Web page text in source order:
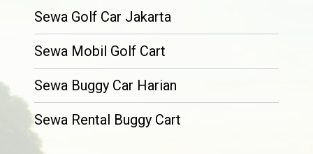
Sewa Golf Car Jakarta
Sewa Mobil Golf Cart
Sewa Buggy Car Harian
Sewa Rental Buggy Cart